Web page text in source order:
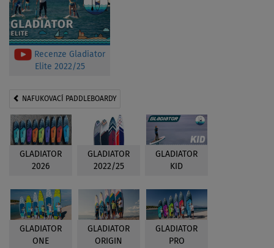
Recenze Gladiator
Elite 2022/25
NAFUKOVACÍ PADDLEBOARDY
GLADIATOR
2026
GLADIATOR
2022/25
GLADIATOR
KID
GLADIATOR
ONE
GLADIATOR
ORIGIN
GLADIATOR
PRO